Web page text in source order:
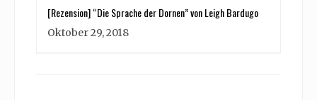
[Rezension] “Die Sprache der Dornen” von Leigh Bardugo
Oktober 29, 2018